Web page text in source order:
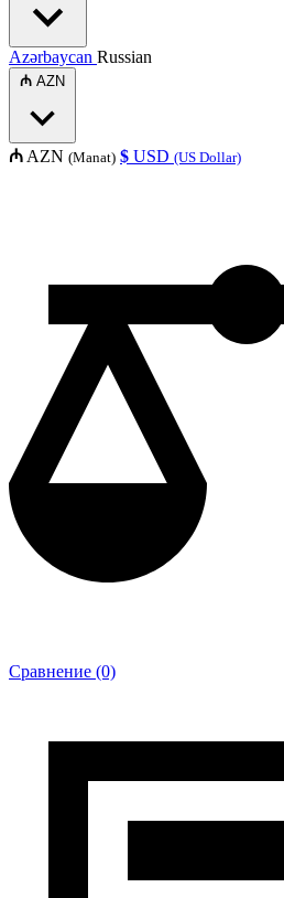
Azərbaycan Russian
₼ AZN
₼ AZN (Manat) $ USD (US Dollar)
Сравнение (0)